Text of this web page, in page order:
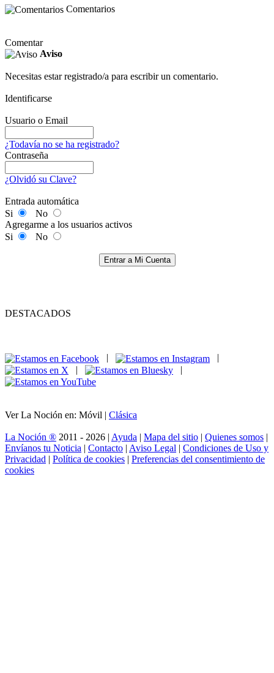
Comentarios
Comentar
Aviso
Necesitas estar registrado/a para escribir un comentario.
Identificarse
Usuario o Email
¿Todavía no se ha registrado?
Contraseña
¿Olvidó su Clave?
Entrada automática
Si
No
Agregarme a los usuarios activos
Si
No
Entrar a Mi Cuenta
DESTACADOS
|
|
Ver La Noción en: Móvil | Clásica
La Noción ® 2011 - 2026 | Ayuda | Mapa del sitio | Quienes somos |
Envíanos tu Noticia | Contacto | Aviso Legal | Condiciones de Uso y
Privacidad | Política de cookies | Preferencias del consentimiento de
cookies